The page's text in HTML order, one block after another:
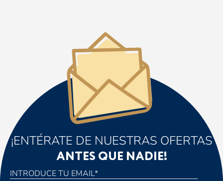
¡ENTÉRATE DE NUESTRAS OFERTAS
ANTES QUE NADIE!